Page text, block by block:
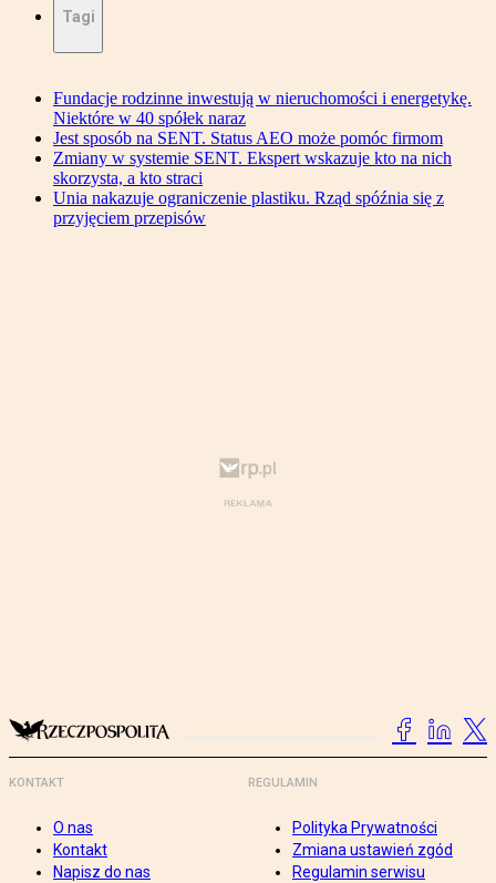
Tagi
Fundacje rodzinne inwestują w nieruchomości i energetykę.
Niektóre w 40 spółek naraz
Jest sposób na SENT. Status AEO może pomóc firmom
Zmiany w systemie SENT. Ekspert wskazuje kto na nich
skorzysta, a kto straci
Unia nakazuje ograniczenie plastiku. Rząd spóźnia się z
przyjęciem przepisów
KONTAKT
O nas
Kontakt
Napisz do nas
REGULAMIN
Polityka Prywatności
Zmiana ustawień zgód
Regulamin serwisu